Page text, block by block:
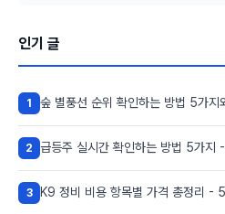
인기 글
1 숲 별풍선 순위 확인하는 방법 5가지
2 급등주 실시간 확인하는 방법 5가지
3 K9 정비 비용 항목별 가격 총정리 -